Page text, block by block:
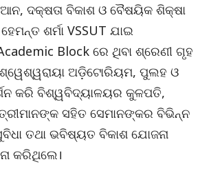
ଦକ୍ଷତା ବିକାଶ ଓ ବୈଷୟିକ ଶିକ୍ଷା
ଶର୍ମା VSSUT ଯାଇ
Block ରେ ଥିବା ଶ୍ରେଣୀ ଗୃହ
ଅଡ଼ିଟୋରିୟମ, ପୁଲହ ଓ
କରି ବିଶ୍ୱବିଦ୍ୟାଳୟର କୁଳପତି,
ସହିତ ସେମାନଙ୍କର ବିଭିନ୍ନ
ତଥା ଭବିଷ୍ୟତ ବିକାଶ ଯୋଜନା
କରିଥିଲେ।